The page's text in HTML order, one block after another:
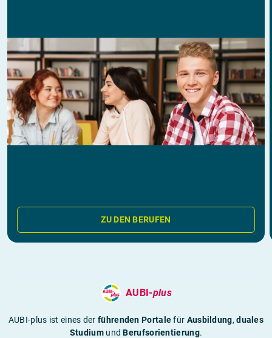
ZU DEN BERUFEN
AUBI-plus
AUBI-plus ist eines derführenden Portalefür Ausbildung,duales
StudiumundBerufsorientierung.